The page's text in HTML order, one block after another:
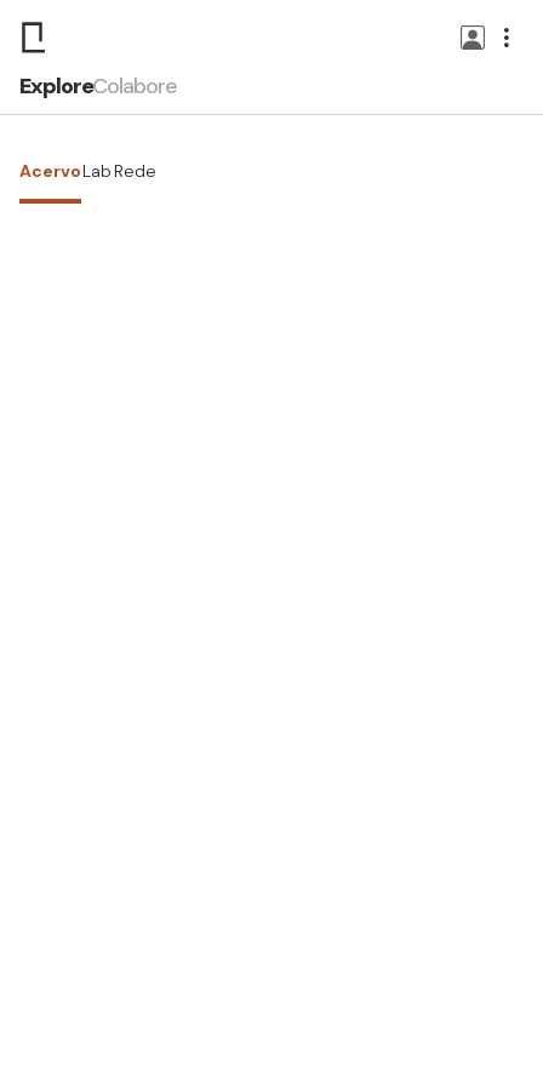
ExploreColabore
AcervoLab Rede